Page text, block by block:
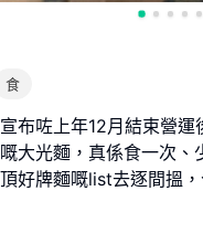
食
布咗上年12月結束營運
大光麵，真係食一次、
好牌麵嘅list去逐間搵